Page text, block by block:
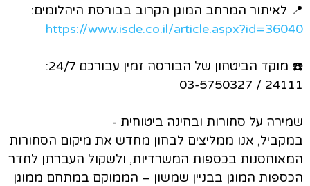
📍 לאיתור המרחב המוגן הקרוב בבורסת היהלומים:
https://www.isde.co.il/article.aspx?id=36040
☎️ מוקד הביטחון של הבורסה זמין עבורכם 24/7:
24111 / 03-5750327
שמירה על סחורות ובחינה ביטוחית -
במקביל, אנו ממליצים לבחון מחדש את מיקום הסחורות
המאוחסנות בכספות המשרדיות, ולשקול העברתן לחדר
הכספות המוגן בבניין שמשון – הממוקם במתחם ממוגן